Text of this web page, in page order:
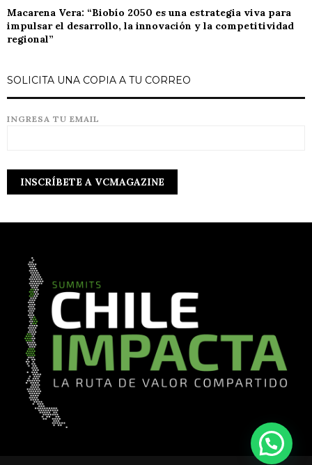
Macarena Vera: “Biobío 2050 es una estrategia viva para
impulsar el desarrollo, la innovación y la competitividad
regional”
SOLICITA UNA COPIA A TU CORREO
INGRESA TU EMAIL